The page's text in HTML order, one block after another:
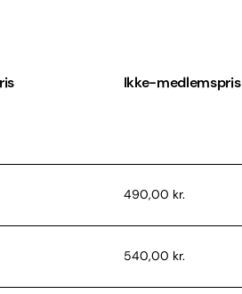
Ikke-medlemspris
490,00 kr.
540,00 kr.